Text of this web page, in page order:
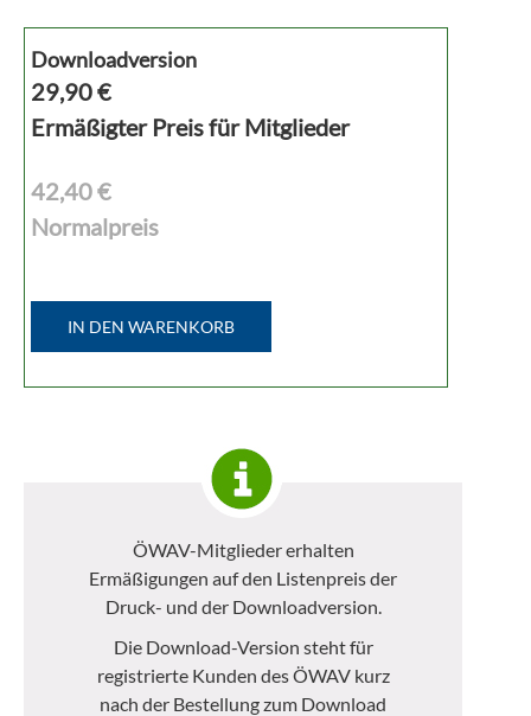
Downloadversion
29,90€
Ermäßigter Preis für Mitglieder
42,40 €
Normalpreis
IN DEN WARENKORB
ÖWAV-Mitglieder erhalten
Ermäßigungen auf den Listenpreis der
Druck- und der Downloadversion.
Die Download-Version steht für
registrierte Kunden des ÖWAV kurz
nach der Bestellung zum Download